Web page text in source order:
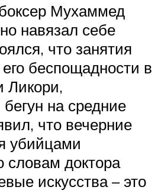
Мухаммед
навязал себе
что занятия
беспощадности в
Ликори,
на средние
что вечерние
убийцами
словам доктора
искусства – это